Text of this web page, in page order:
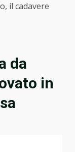
il cadavere
da
in